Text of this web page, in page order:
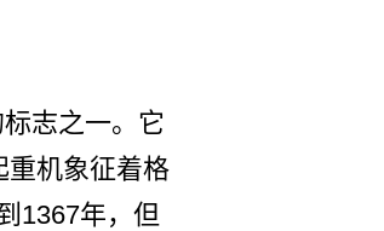
志之一。它
重机象征着格
1367年，但